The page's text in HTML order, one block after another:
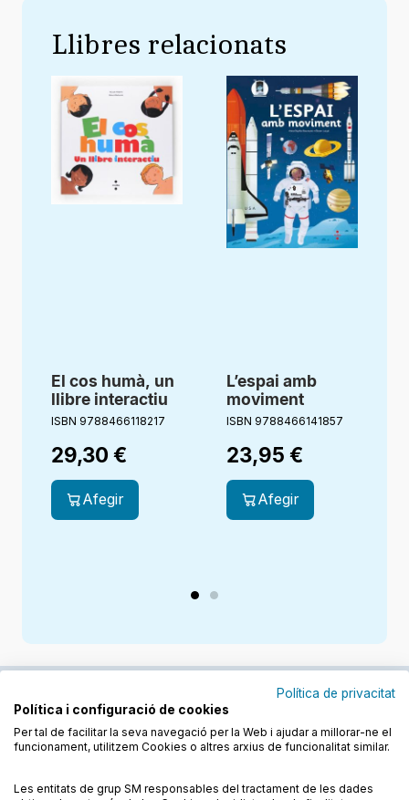
Llibres relacionats
El cos humà, un
llibre interactiu
ISBN 9788466118217
29,30 €
Afegir
L’espai amb
moviment
ISBN 9788466141857
23,95 €
Afegir
Descobreix els llibres a les llengües cooficials
Política de privacitat
Política i configuració de cookies
Per tal de facilitar la seva navegació per la Web i ajudar a millorar-ne el
funcionament, utilitzem Cookies o altres arxius de funcionalitat similar.
Les entitats de grup SM responsables del tractament de les dades